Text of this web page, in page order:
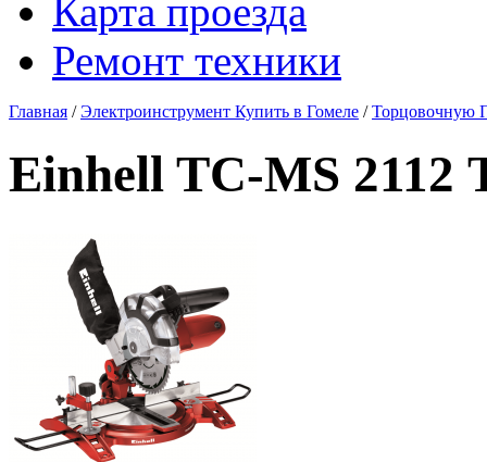
Карта проезда
Ремонт техники
Главная /Электроинструмент Купить в Гомеле /Торцовочную
Einhell TC-MS 2112